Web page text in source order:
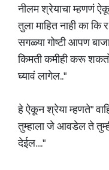
नीलम श्रेयाचा म्हणणं
तुला माहित नाही का
सगळ्या गोष्टी आपण
किमती कमीही करू
घ्यावं लागेल.."
हे ऐकून श्रेया म्हणते"
तुम्हाला जे आवडेल ते
देईल...."